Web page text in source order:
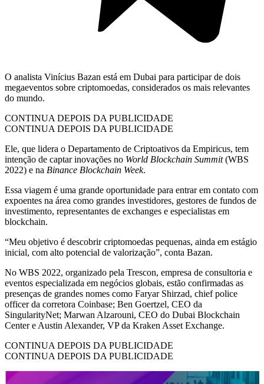
O analista Vinícius Bazan está em Dubai para participar de dois
megaeventos sobre criptomoedas, considerados os mais relevantes
do mundo.
CONTINUA DEPOIS DA PUBLICIDADE
CONTINUA DEPOIS DA PUBLICIDADE
Ele, que lidera o Departamento de Criptoativos da Empiricus, tem
intenção de captar inovações no World Blockchain Summit(WBS
2022) e na Binance Blockchain Week.
Essa viagem é uma grande oportunidade para entrar em contato com
expoentes na área como grandes investidores, gestores de fundos de
investimento, representantes de exchanges e especialistas em
blockchain.
“Meu objetivo é descobrir criptomoedas pequenas, ainda em estágio
inicial, com alto potencial de valorização”, conta Bazan.
No WBS 2022, organizado pela Trescon, empresa de consultoria e
eventos especializada em negócios globais, estão confirmadas as
presenças de grandes nomes como Faryar Shirzad, chief police
officer da corretora Coinbase; Ben Goertzel, CEO da
SingularityNet; Marwan Alzarouni, CEO do Dubai Blockchain
Center e Austin Alexander, VP da Kraken Asset Exchange.
CONTINUA DEPOIS DA PUBLICIDADE
CONTINUA DEPOIS DA PUBLICIDADE